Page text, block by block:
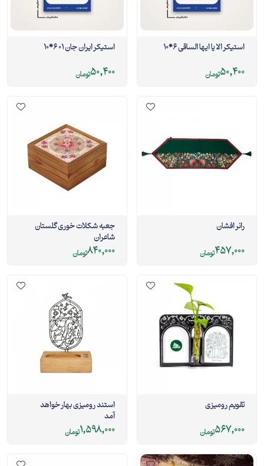
استیکر الا یا ایها الساقی 6*10
50,400تومان
استیکر ایران جان 01 6*10
50,400تومان
رانر افشان
457,000تومان
جعبه شکلات خوری گلستان
شاعران
840,000تومان
تقویم رومیزی
567,000تومان
استند رومیزی بهار خواهد
آمد
1,598,000تومان